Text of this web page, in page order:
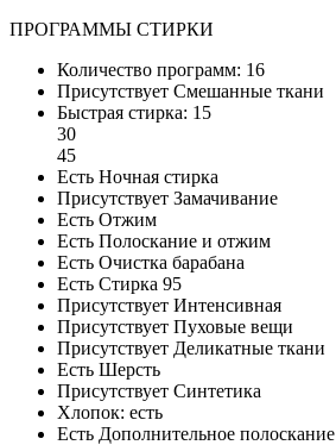
ПРОГРАММЫ СТИРКИ
Количество программ: 16
Присутствует Смешанные ткани
Быстрая стирка: 15
30
45
Есть Ночная стирка
Присутствует Замачивание
Есть Отжим
Есть Полоскание и отжим
Есть Очистка барабана
Есть Стирка 95
Присутствует Интенсивная
Присутствует Пуховые вещи
Присутствует Деликатные ткани
Есть Шерсть
Присутствует Синтетика
Хлопок: есть
Есть Дополнительное полоскание